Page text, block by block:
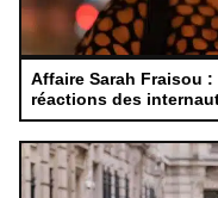
Affaire Sarah Fraisou
réactions des